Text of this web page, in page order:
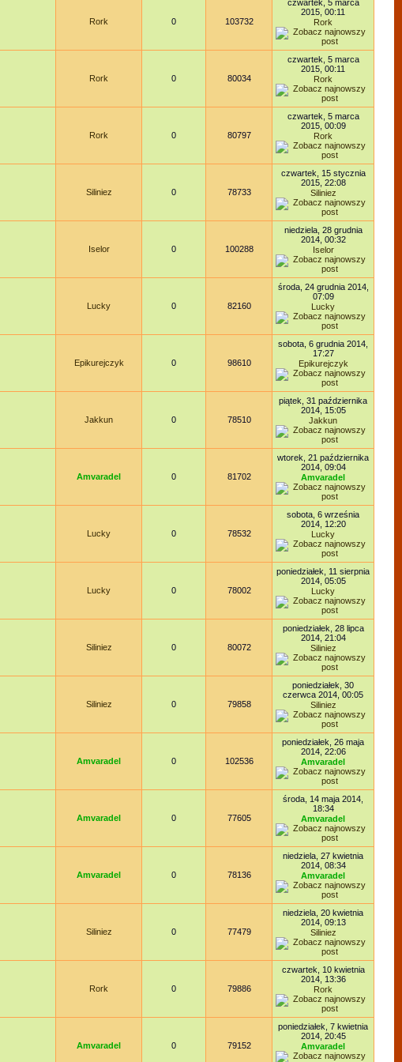
Rork 0 103732
czwartek, 5 marca
2015, 00:11
Rork
Rork 0 80034
czwartek, 5 marca
2015, 00:11
Rork
Rork 0 80797
czwartek, 5 marca
2015, 00:09
Rork
Siliniez 0 78733
czwartek, 15 stycznia
2015, 22:08
Siliniez
Iselor 0 100288
niedziela, 28 grudnia
2014, 00:32
Iselor
Lucky 0 82160
środa, 24 grudnia 2014,
07:09
Lucky
Epikurejczyk 0 98610
sobota, 6 grudnia 2014,
17:27
Epikurejczyk
Jakkun 0 78510
piątek, 31 października
2014, 15:05
Jakkun
Amvaradel 0 81702
wtorek, 21 października
2014, 09:04
Amvaradel
Lucky 0 78532
sobota, 6 września
2014, 12:20
Lucky
Lucky 0 78002
poniedziałek, 11 sierpnia
2014, 05:05
Lucky
Siliniez 0 80072
poniedziałek, 28 lipca
2014, 21:04
Siliniez
Siliniez 0 79858
poniedziałek, 30
czerwca 2014, 00:05
Siliniez
Amvaradel 0 102536
poniedziałek, 26 maja
2014, 22:06
Amvaradel
Amvaradel 0 77605
środa, 14 maja 2014,
18:34
Amvaradel
Amvaradel 0 78136
niedziela, 27 kwietnia
2014, 08:34
Amvaradel
Siliniez 0 77479
niedziela, 20 kwietnia
2014, 09:13
Siliniez
Rork 0 79886
czwartek, 10 kwietnia
2014, 13:36
Rork
Amvaradel 0 79152
poniedziałek, 7 kwietnia
2014, 20:45
Amvaradel